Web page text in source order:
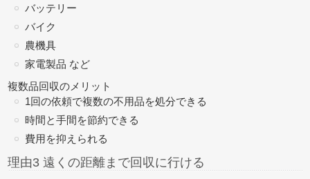
バッテリー
バイク
農機具
家電製品 など
複数品回収のメリット
1回の依頼で複数の不用品を処分できる
時間と手間を節約できる
費用を抑えられる
理由3 遠くの距離まで回収に行ける